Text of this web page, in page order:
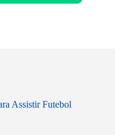
Assistir Futebol